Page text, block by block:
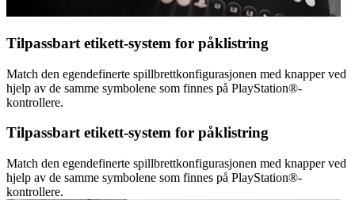
Tilpassbart etikett-system for påklistring
Match den egendefinerte spillbrettkonfigurasjonen med knapper ved
hjelp av de samme symbolene som finnes på PlayStation®-
kontrollere.
Tilpassbart etikett-system for påklistring
Match den egendefinerte spillbrettkonfigurasjonen med knapper ved
hjelp av de samme symbolene som finnes på PlayStation®-
kontrollere.